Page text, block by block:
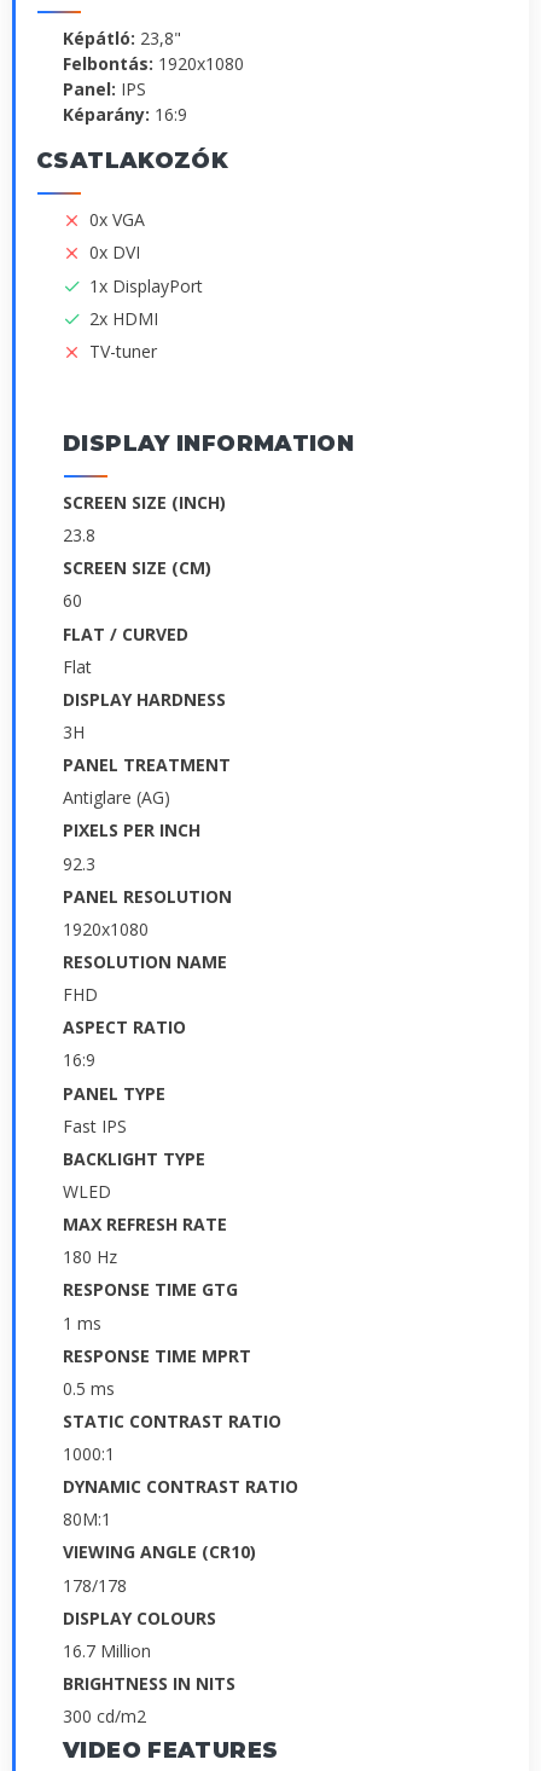
Képátló: 23,8"
Felbontás: 1920x1080
Panel: IPS
Képarány: 16:9
CSATLAKOZÓK
0x VGA
0x DVI
1x DisplayPort
2x HDMI
TV-tuner
DISPLAY INFORMATION
SCREEN SIZE (INCH)
23.8
SCREEN SIZE (CM)
60
FLAT / CURVED
Flat
DISPLAY HARDNESS
3H
PANEL TREATMENT
Antiglare (AG)
PIXELS PER INCH
92.3
PANEL RESOLUTION
1920x1080
RESOLUTION NAME
FHD
ASPECT RATIO
16:9
PANEL TYPE
Fast IPS
BACKLIGHT TYPE
WLED
MAX REFRESH RATE
180 Hz
RESPONSE TIME GTG
1 ms
RESPONSE TIME MPRT
0.5 ms
STATIC CONTRAST RATIO
1000:1
DYNAMIC CONTRAST RATIO
80M:1
VIEWING ANGLE (CR10)
178/178
DISPLAY COLOURS
16.7 Million
BRIGHTNESS IN NITS
300 cd/m2
VIDEO FEATURES